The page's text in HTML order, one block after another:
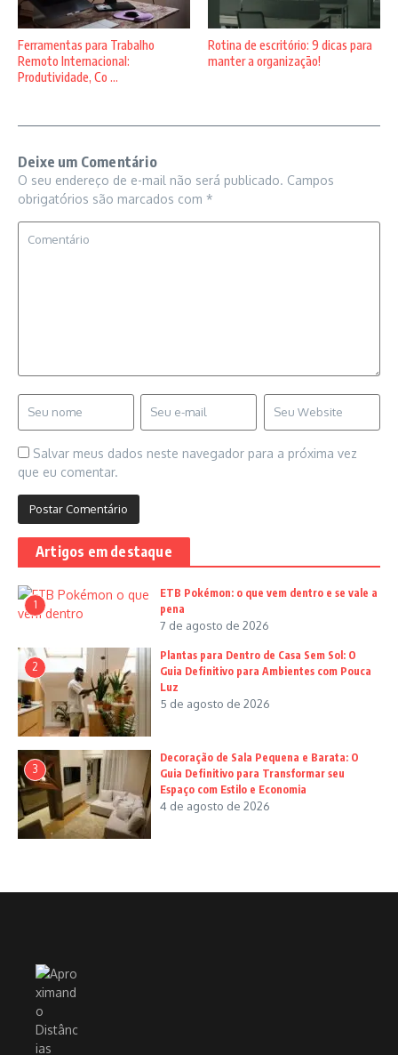
Ferramentas para Trabalho
Remoto Internacional:
Produtividade, Co ...
Rotina de escritório: 9 dicas para
manter a organização!
Deixe um Comentário
O seu endereço de e-mail não será publicado. Campos
obrigatórios são marcados com *
Salvar meus dados neste navegador para a próxima vez
que eu comentar.
Artigos em destaque
1
ETB Pokémon: o que vem dentro e se vale a
pena
7 de agosto de 2026
2
Plantas para Dentro de Casa Sem Sol: O
Guia Definitivo para Ambientes com Pouca
Luz
5 de agosto de 2026
3
Decoração de Sala Pequena e Barata: O
Guia Definitivo para Transformar seu
Espaço com Estilo e Economia
4 de agosto de 2026